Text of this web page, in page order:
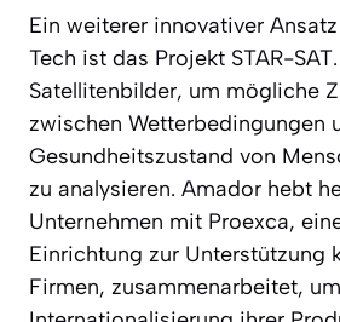
Ein weiterer innovativer
Tech ist das Projekt STAR-
Satellitenbilder, um mögliche
zwischen Wetterbedingungen
Gesundheitszustand von
zu analysieren. Amador hebt
Unternehmen mit Proexca,
Einrichtung zur Unterstützung
Firmen, zusammenarbeitet,